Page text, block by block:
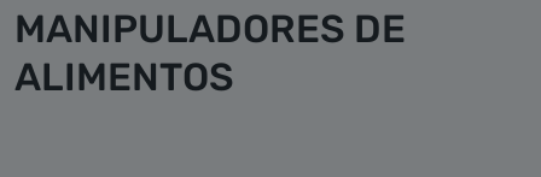
MANIPULADORES DE
ALIMENTOS